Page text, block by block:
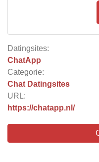
Datingsites:
ChatApp
Categorie:
Chat Datingsites
URL:
https://chatapp.nl/